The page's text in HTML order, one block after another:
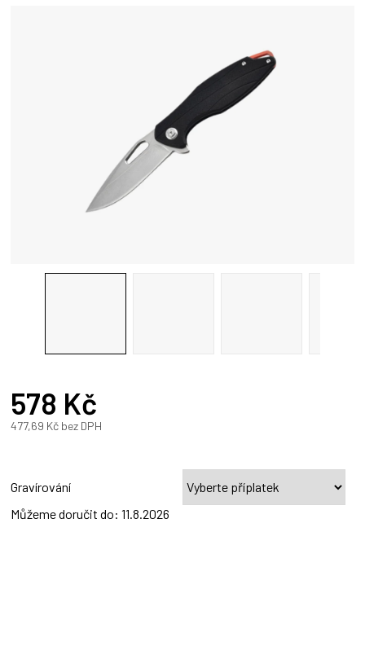
578 Kč
477,69 Kč bez DPH
Gravírování
Můžeme doručit do: 11.8.2026